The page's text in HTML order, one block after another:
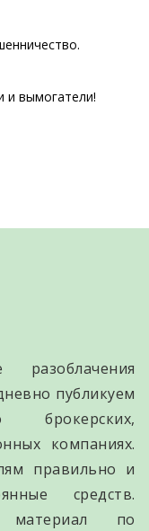
и вымогатели!
разоблачения
публикуем
компаниях.
правильно и
средств.
материал по